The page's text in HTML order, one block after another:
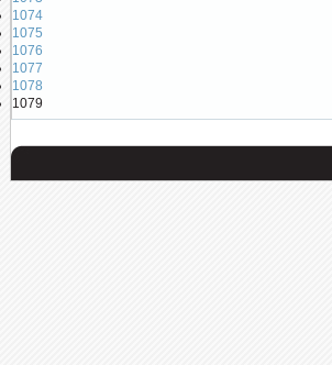
1074
1075
1076
1077
1078
1079